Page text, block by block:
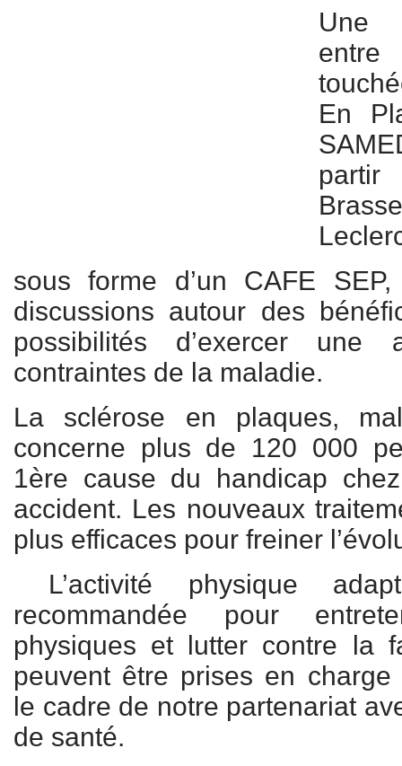
Une
En
sous forme d’un CAFE
discussions autour des
possibilités d’exercer une
contraintes de la maladie.
La sclérose en plaques,
concerne plus de 120 000
1ère cause du handicap
accident. Les nouveaux
plus efficaces pour freiner
L’activité physique
recommandée pour
physiques et lutter contre la
peuvent être prises en charge
le cadre de notre partenariat
de santé.